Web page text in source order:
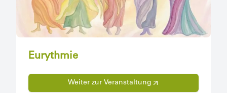
Eurythmie
Weiter zur Veranstaltung